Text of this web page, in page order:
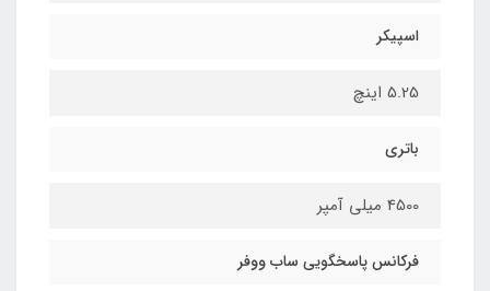
اسپیکر
5.25 اینچ
باتری
4500 میلی آمپر
فرکانس پاسخگویی ساب ووفر